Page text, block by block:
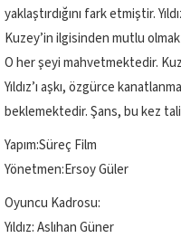
yaklaştırdığını fark etmiştir.
Kuzey’in ilgisinden mutlu
O her şeyi mahvetmektedir.
Yıldız’ı aşkı, özgürce
beklemektedir. Şans, bu kez
Yapım:Süreç Film
Yönetmen:Ersoy Güler
Oyuncu Kadrosu:
Yıldız: Aslıhan Güner